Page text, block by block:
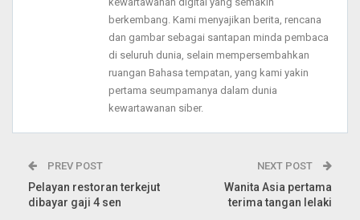
berkembang. Kami menyajikan berita, rencana
dan gambar sebagai santapan minda pembaca
di seluruh dunia, selain mempersembahkan
ruangan Bahasa tempatan, yang kami yakin
pertama seumpamanya dalam dunia
kewartawanan siber.
PREV POST
Pelayan restoran terkejut
dibayar gaji 4 sen
NEXT POST
Wanita Asia pertama
terima tangan lelaki